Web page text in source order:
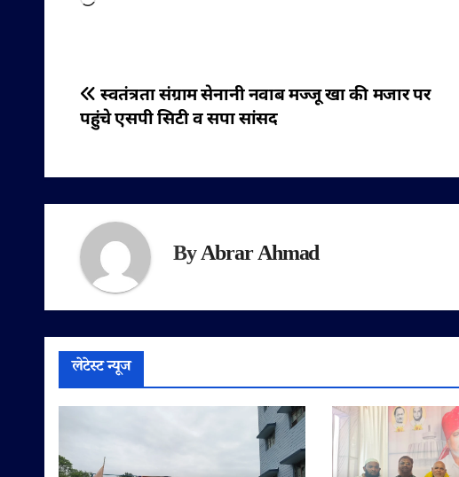
पोस्ट
नेविगेशन
स्वतंत्रता संग्राम सेनानी नवाब मज्जू खा की मजार पर
पहुंचे एसपी सिटी व सपा सांसद
ByAbrar Ahmad
लेटेस्ट न्यूज